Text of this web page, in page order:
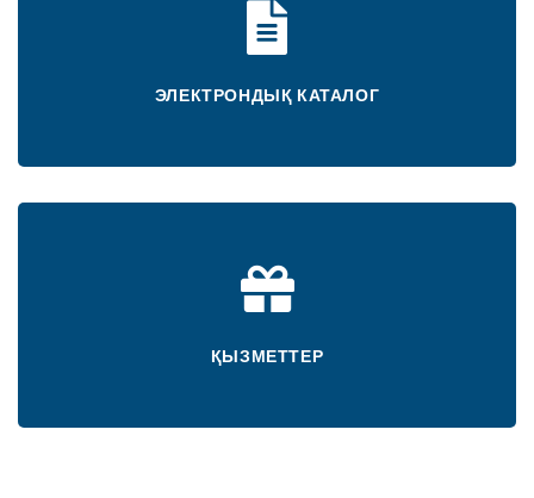
ЭЛЕКТРОНДЫҚ КАТАЛОГ
ҚЫЗМЕТТЕР